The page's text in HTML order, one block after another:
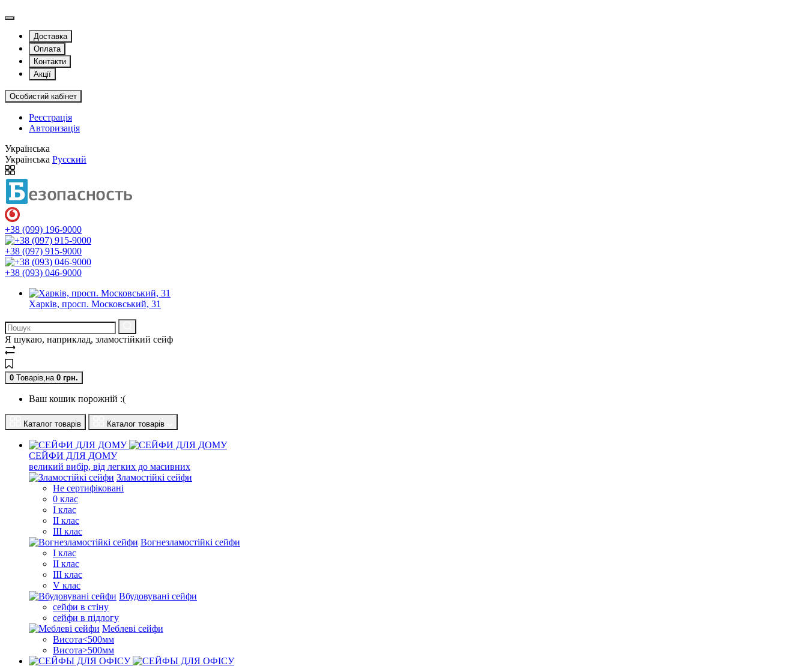
Доставка
Оплата
Контакти
Акції
Особистий кабінет
Реєстрація
Авторизація
Українська
Українська Русский
+38 (099) 196-9000
+38 (097) 915-9000
+38 (093) 046-9000
Харків, просп. Московський, 31
Я шукаю, наприклад, зламостійкий сейф
0 Товарів,на 0 грн.
Ваш кошик порожній :(
Каталог товарів Каталог товарів
СЕЙФИ ДЛЯ ДОМУ
великий вибір, від легких до масивних
Зламостійкі сейфи
Не сертифіковані
0 клас
I клас
II клас
III клас
Вогнезламостійкі сейфи
I клас
II клас
III клас
V клас
Вбудовувані сейфи
сейфи в стіну
сейфи в підлогу
Меблеві сейфи
Висота<500мм
Висота>500мм